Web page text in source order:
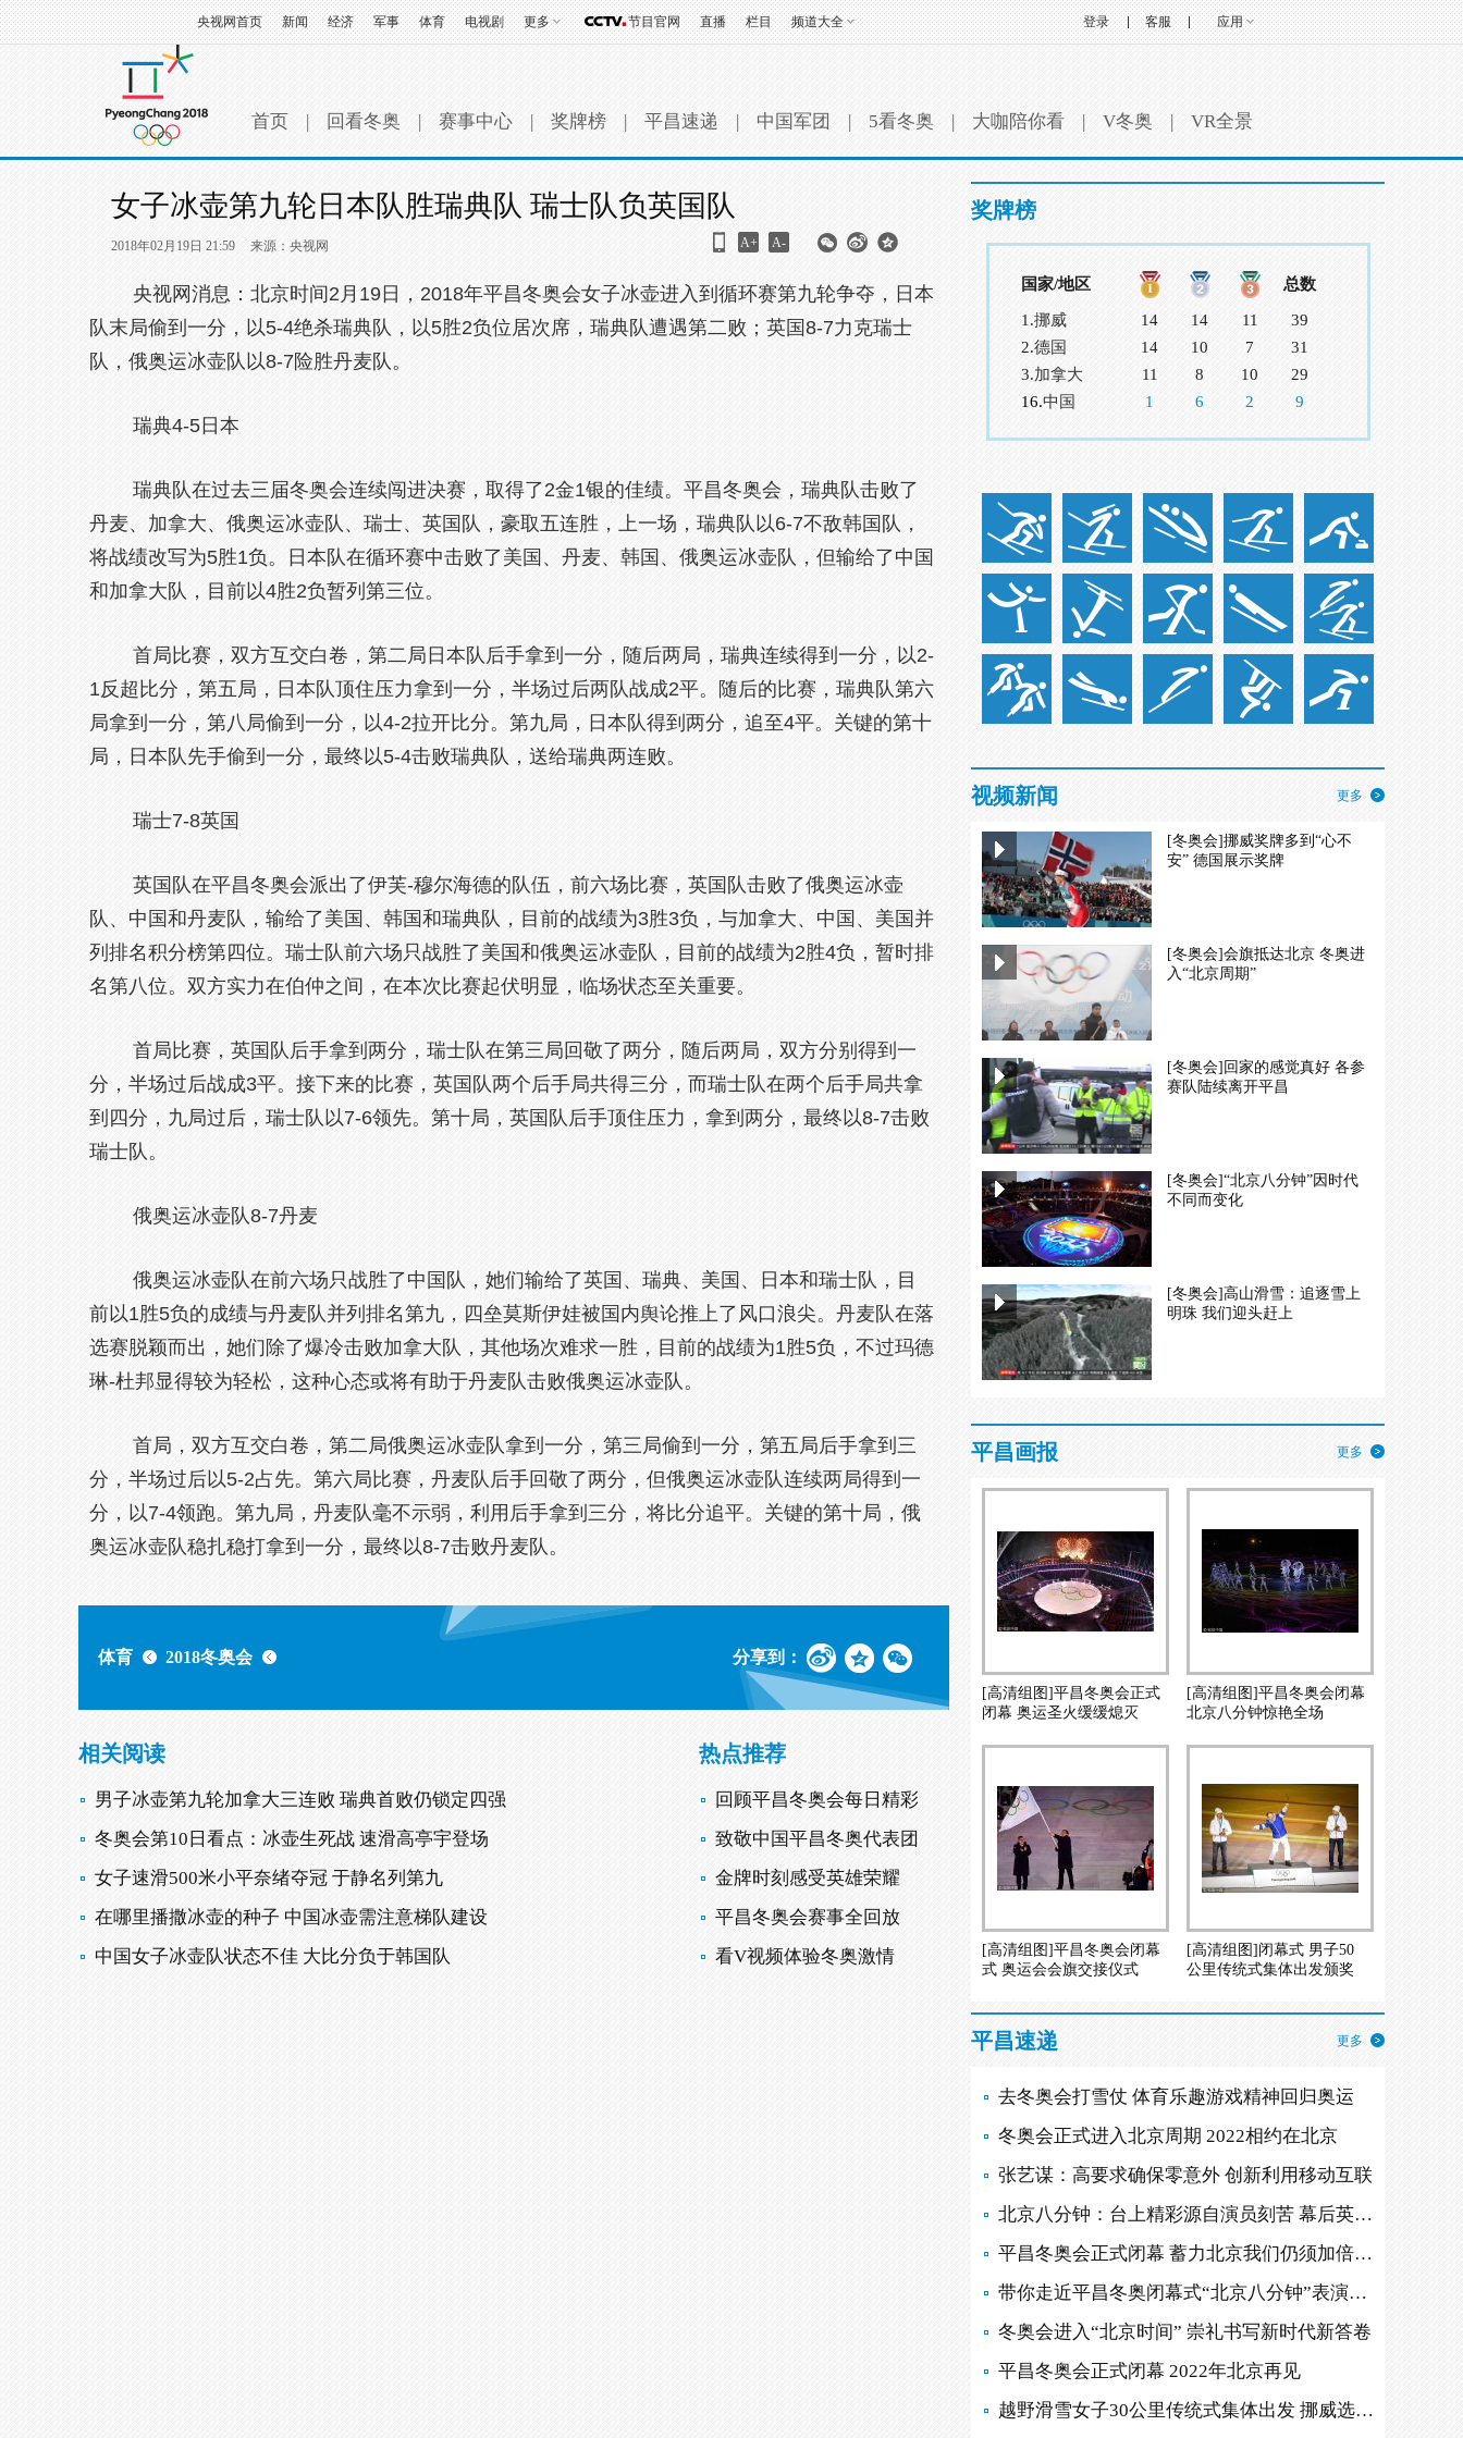
央视网首页 新闻 经济 军事 体育 电视剧 更多 节目官网 直播 栏目 频道大全 客服 应用
登录
首页 | 回看冬奥 | 赛事中心 | 奖牌榜 | 平昌速递 | 中国军团 | 5看冬奥 | 大咖陪你看 | V冬奥 | VR全景
女子冰壶第九轮日本队胜瑞典队 瑞士队负英国队
2018年02月19日 21:59 来源：央视网 A+ A-
央视网消息：北京时间2月19日，2018年平昌冬奥会女子冰壶进入到循环赛第九轮争夺，日本
队末局偷到一分，以5-4绝杀瑞典队，以5胜2负位居次席，瑞典队遭遇第二败；英国8-7力克瑞士
队，俄奥运冰壶队以8-7险胜丹麦队。
瑞典4-5日本
瑞典队在过去三届冬奥会连续闯进决赛，取得了2金1银的佳绩。平昌冬奥会，瑞典队击败了
丹麦、加拿大、俄奥运冰壶队、瑞士、英国队，豪取五连胜，上一场，瑞典队以6-7不敌韩国队，
将战绩改写为5胜1负。日本队在循环赛中击败了美国、丹麦、韩国、俄奥运冰壶队，但输给了中国
和加拿大队，目前以4胜2负暂列第三位。
首局比赛，双方互交白卷，第二局日本队后手拿到一分，随后两局，瑞典连续得到一分，以2-
1反超比分，第五局，日本队顶住压力拿到一分，半场过后两队战成2平。随后的比赛，瑞典队第六
局拿到一分，第八局偷到一分，以4-2拉开比分。第九局，日本队得到两分，追至4平。关键的第十
局，日本队先手偷到一分，最终以5-4击败瑞典队，送给瑞典两连败。
瑞士7-8英国
英国队在平昌冬奥会派出了伊芙-穆尔海德的队伍，前六场比赛，英国队击败了俄奥运冰壶
队、中国和丹麦队，输给了美国、韩国和瑞典队，目前的战绩为3胜3负，与加拿大、中国、美国并
列排名积分榜第四位。瑞士队前六场只战胜了美国和俄奥运冰壶队，目前的战绩为2胜4负，暂时排
名第八位。双方实力在伯仲之间，在本次比赛起伏明显，临场状态至关重要。
首局比赛，英国队后手拿到两分，瑞士队在第三局回敬了两分，随后两局，双方分别得到一
分，半场过后战成3平。接下来的比赛，英国队两个后手局共得三分，而瑞士队在两个后手局共拿
到四分，九局过后，瑞士队以7-6领先。第十局，英国队后手顶住压力，拿到两分，最终以8-7击败
瑞士队。
俄奥运冰壶队8-7丹麦
俄奥运冰壶队在前六场只战胜了中国队，她们输给了英国、瑞典、美国、日本和瑞士队，目
前以1胜5负的成绩与丹麦队并列排名第九，四垒莫斯伊娃被国内舆论推上了风口浪尖。丹麦队在落
选赛脱颖而出，她们除了爆冷击败加拿大队，其他场次难求一胜，目前的战绩为1胜5负，不过玛德
琳-杜邦显得较为轻松，这种心态或将有助于丹麦队击败俄奥运冰壶队。
首局，双方互交白卷，第二局俄奥运冰壶队拿到一分，第三局偷到一分，第五局后手拿到三
分，半场过后以5-2占先。第六局比赛，丹麦队后手回敬了两分，但俄奥运冰壶队连续两局得到一
分，以7-4领跑。第九局，丹麦队毫不示弱，利用后手拿到三分，将比分追平。关键的第十局，俄
奥运冰壶队稳扎稳打拿到一分，最终以8-7击败丹麦队。
体育 2018冬奥会 分享到：
相关阅读
男子冰壶第九轮加拿大三连败 瑞典首败仍锁定四强
冬奥会第10日看点：冰壶生死战 速滑高亭宇登场
女子速滑500米小平奈绪夺冠 于静名列第九
在哪里播撒冰壶的种子 中国冰壶需注意梯队建设
中国女子冰壶队状态不佳 大比分负于韩国队
热点推荐
回顾平昌冬奥会每日精彩
致敬中国平昌冬奥代表团
金牌时刻感受英雄荣耀
平昌冬奥会赛事全回放
看V视频体验冬奥激情
奖牌榜
国家/地区 总数
1.挪威 14 14 11
39
2.德国 14 10 7
31
3.加拿大 11 8 10
29
16.中国 1 6 2 9
视频新闻 更多
[冬奥会]挪威奖牌多到“心不
安” 德国展示奖牌
[冬奥会]会旗抵达北京 冬奥进
入“北京周期”
[冬奥会]回家的感觉真好 各参
赛队陆续离开平昌
[冬奥会]“北京八分钟”因时代
不同而变化
[冬奥会]高山滑雪：追逐雪上
明珠 我们迎头赶上
平昌画报 更多
[高清组图]平昌冬奥会正式
闭幕 奥运圣火缓缓熄灭
[高清组图]平昌冬奥会闭幕
北京八分钟惊艳全场
[高清组图]平昌冬奥会闭幕
式 奥运会会旗交接仪式
[高清组图]闭幕式 男子50
公里传统式集体出发颁奖
平昌速递 更多
去冬奥会打雪仗 体育乐趣游戏精神回归奥运
冬奥会正式进入北京周期 2022相约在北京
张艺谋：高要求确保零意外 创新利用移动互联
北京八分钟：台上精彩源自演员刻苦 幕后英雄多
平昌冬奥会正式闭幕 蓄力北京我们仍须加倍努力
带你走近平昌冬奥闭幕式“北京八分钟”表演现场
冬奥会进入“北京时间” 崇礼书写新时代新答卷
平昌冬奥会正式闭幕 2022年北京再见
越野滑雪女子30公里传统式集体出发 挪威选手摘金